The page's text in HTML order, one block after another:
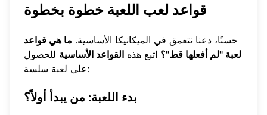
قواعد لعب اللعبة خطوة بخطوة
حسنًا، دعنا نتعمق في الميكانيكا الأساسية. ما هي قواعد
لعبة "لم أفعلها قط"؟ اتبع هذه القواعد الأساسية للحصول
على لعبة سلسة:
بدء اللعبة: من يبدأ أولاً؟